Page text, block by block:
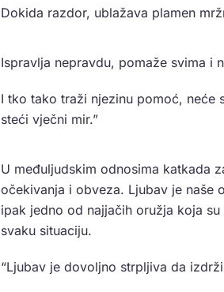
Dokida razdor, ublažava plamen
Ispravlja nepravdu, pomaže svima i
I tko tako traži njezinu pomoć, neće
steći vječni mir.”
U međuljudskim odnosima katkada
očekivanja i obveza. Ljubav je naše
ipak jedno od najjačih oružja koja
svaku situaciju.
“Ljubav je dovoljno strpljiva da